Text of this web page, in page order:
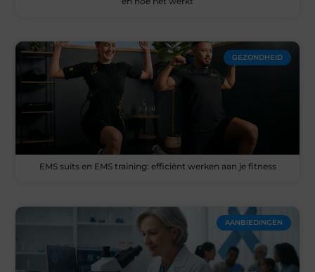
GEZONDHEID
EMS suits en EMS training: efficiënt werken aan je fitness
AANBIEDINGEN